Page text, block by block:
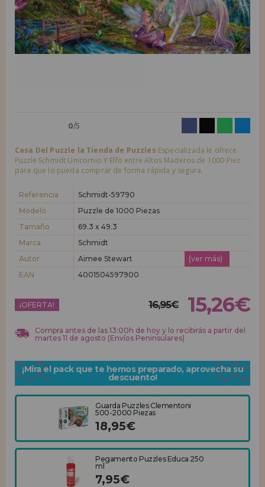
LIQUIDACIONES
INFORMACIÓN
Quiero registrarme como
nuevo cliente
Al crear una cuenta en casadelpuzzle.com podrás realizar tus compras
nuevo distribuidor
¿Eres Profesional o Empresa?. ¿Quieres vender en tu negocio
condiciones de ventas con descuentos especiales para la distribución.
¡Adelante! Te estábamos esperando.
0/5
Casa Del Puzzle la Tienda de Puzzles Especializada le ofrece
Puzzle Schmidt Unicornio Y Elfo entre Altos Maderos de 1000 Piez
para que lo pueda comprar de forma rápida y segura.
Referencia
Schmidt-59790
Modelo
Puzzle de 1000 Piezas
Tamaño
69.3 x 49.3
Marca
Schmidt
Autor
Aimee Stewart
(ver más)
EAN
4001504597900
¡OFERTA! 16,95€ 15,26€
Compra antes de las 13:00h de hoy y lo recibirás a partir del
martes 11 de agosto (Envíos Peninsulares)
¡Mira el pack que te hemos preparado, aprovecha su
descuento!
Guarda Puzzles Clementoni
500-2000 Piezas
18,95€
Pegamento Puzzles Educa 250
ml
7,95€